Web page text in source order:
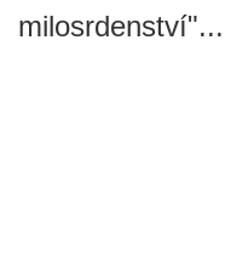
milosrdenství"...